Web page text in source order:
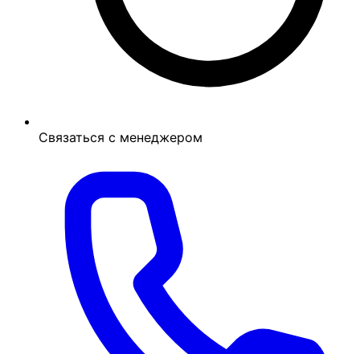
Связаться с менеджером